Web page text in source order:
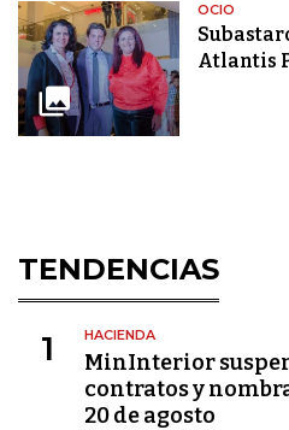
OCIO
Atlantis
TENDENCIAS
1 HACIENDA
MinInterior
contratos y
20 de agosto